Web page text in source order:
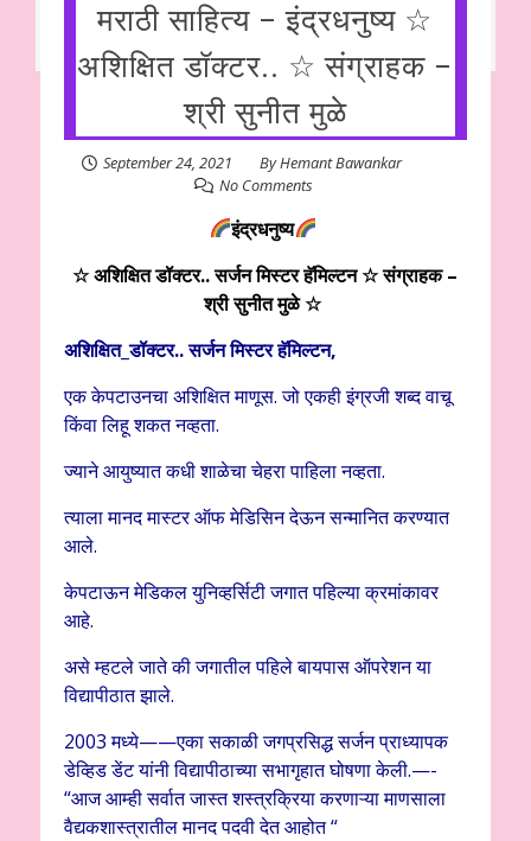
मराठी साहित्य – इंद्रधनुष्य ☆
अशिक्षित डॉक्टर.. ☆ संग्राहक –
श्री सुनीत मुळे
September 24, 2021 ByHemant Bawankar
No Comments
इंद्रधनुष्य
☆ अशिक्षित डॉक्टर.. सर्जन मिस्टर हॅमिल्टन☆ संग्राहक –
श्री सुनीत मुळे ☆
अशिक्षित_डॉक्टर..सर्जन मिस्टर हॅमिल्टन,
एक केपटाउनचा अशिक्षित माणूस. जो एकही इंग्रजी शब्द वाचू
किंवा लिहू शकत नव्हता.
ज्याने आयुष्यात कधी शाळेचा चेहरा पाहिला नव्हता.
त्याला मानद मास्टर ऑफ मेडिसिन देऊन सन्मानित करण्यात
आले.
केपटाऊन मेडिकल युनिव्हर्सिटी जगात पहिल्या क्रमांकावर
आहे.
असे म्हटले जाते की जगातील पहिले बायपास ऑपरेशन या
विद्यापीठात झाले.
2003 मध्ये——एका सकाळी जगप्रसिद्ध सर्जन प्राध्यापक
डेव्हिड डेंट यांनी विद्यापीठाच्या सभागृहात घोषणा केली.—-
“आज आम्ही सर्वात जास्त शस्त्रक्रिया करणाऱ्या माणसाला
वैद्यकशास्त्रातील मानद पदवी देत आहोत “